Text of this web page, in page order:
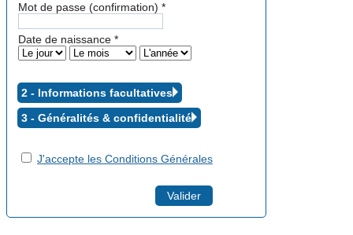
Mot de passe (confirmation) *
Date de naissance *
2 - Informations facultatives
3 - Généralités & confidentialité
J'accepte les Conditions Générales